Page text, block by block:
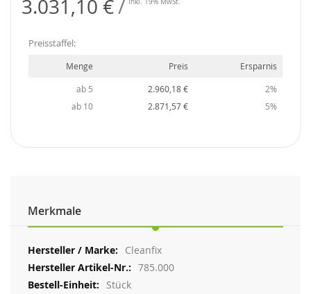
3.031,10 €
Preisstaffel:
Menge Preis Ersparnis
ab 5 2.960,18 €
2%
ab 10
2.871,57 € 5%
Merkmale
Weitere
Informationen
Cleanfix
785.000
Stück